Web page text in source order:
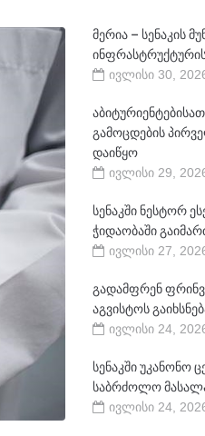
მერია – სენაკის
ინფრასტრუქტურის
ივლისი 30,
გამოცდების
დაიწყო
ივლისი 29,
სენაკში ნესტორ
ჭიდაობაში
ივლისი 27,
გადამფრენ
აგვისტოს
ივლისი 24,
სენაკში
საბრძოლო
ივლისი 24,